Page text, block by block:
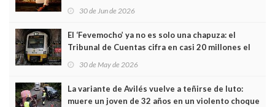
Asturias en Madrid
30 de Jun de 2026
El ‘Fevemocho’ ya no es solo una chapuza: el
Tribunal de Cuentas cifra en casi 20 millones el
sobrecoste de los trenes que no cabían por los
30 de May de 2026
La variante de Avilés vuelve a teñirse de luto:
muere un joven de 32 años en un violento choque